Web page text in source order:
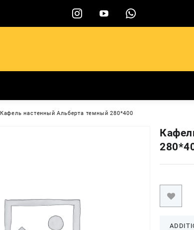
Кафель настенный Альберта темный 280*400